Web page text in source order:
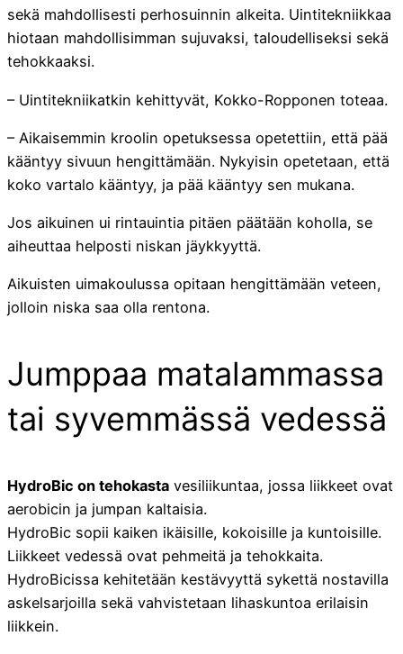
sekä mahdollisesti perhosuinnin alkeita. Uintitekniikkaa
hiotaan mahdollisimman sujuvaksi, taloudelliseksi sekä
tehokkaaksi.
– Uintitekniikatkin kehittyvät, Kokko-Ropponen toteaa.
– Aikaisemmin kroolin opetuksessa opetettiin, että pää
kääntyy sivuun hengittämään. Nykyisin opetetaan, että
koko vartalo kääntyy, ja pää kääntyy sen mukana.
Jos aikuinen ui rintauintia pitäen päätään koholla, se
aiheuttaa helposti niskan jäykkyyttä.
Aikuisten uimakoulussa opitaan hengittämään veteen,
jolloin niska saa olla rentona.
Jumppaa matalammassa
tai syvemmässä vedessä
HydroBic on tehokasta vesiliikuntaa, jossa liikkeet ovat
aerobicin ja jumpan kaltaisia.
HydroBic sopii kaiken ikäisille, kokoisille ja kuntoisille.
Liikkeet vedessä ovat pehmeitä ja tehokkaita.
HydroBicissa kehitetään kestävyyttä sykettä nostavilla
askelsarjoilla sekä vahvistetaan lihaskuntoa erilaisin
liikkein.